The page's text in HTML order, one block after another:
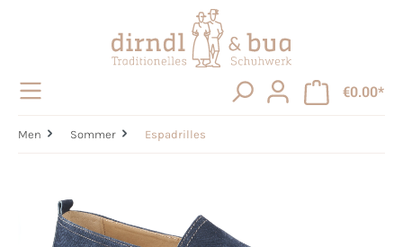
€0.00*
Men Sommer Espadrilles